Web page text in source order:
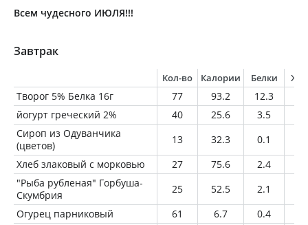
Всем чудесного ИЮЛЯ!!!
Завтрак
Кол-во Калории Белки
Творог 5% Белка 16г 77 93.2 12.3
йогурт греческий 2%
40 25.6 3.5
Сироп из Одуванчика
(цветов)
13 32.3 0.1
Хлеб злаковый с морковью
27 75.6 2.4
"Рыба рубленая" Горбуша-
Скумбрия
25 52.5 2.1
Огурец парниковый
61 6.7 0.4